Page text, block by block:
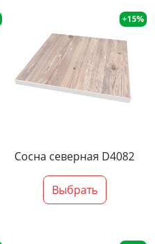
+15%
Сосна северная D4082
Выбрать